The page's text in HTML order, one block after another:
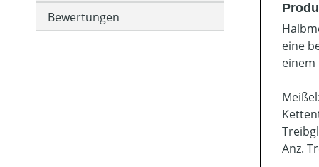
Bewertungen
eine
einem
Anz.